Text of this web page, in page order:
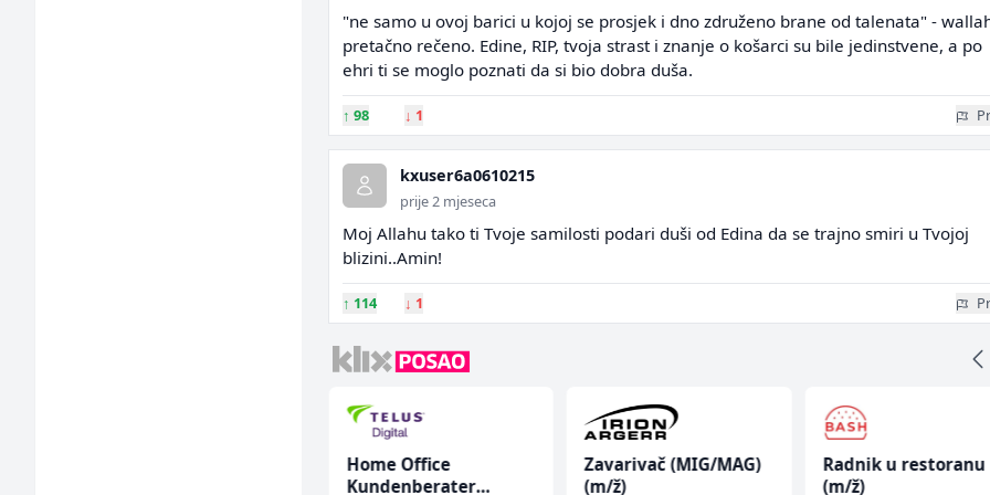
"ne samo u ovoj barici u kojoj se prosjek i dno združeno brane od talenata" -
pretačno rečeno. Edine, RIP, tvoja strast i znanje o košarci su bile jedinstvene, a po
ehri ti se moglo poznati da si bio dobra duša.
↑ 98 ↓ 1
kxuser6a0610215
prije 2 mjeseca
Moj Allahu tako ti Tvoje samilosti podari duši od Edina da se trajno smiri u Tvojoj
blizini..Amin!
↑ 114 ↓ 1
Home Office
Kundenberater
Zavarivač (MIG/MAG)
(m/ž)
Radnik u restoranu
(m/ž)